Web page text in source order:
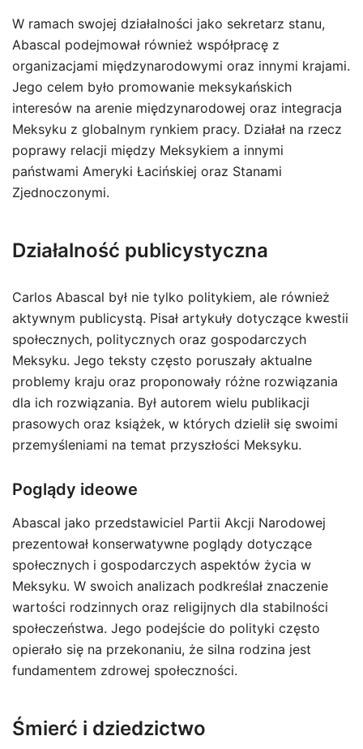
W ramach swojej działalności jako sekretarz stanu,
Abascal podejmował również współpracę z
organizacjami międzynarodowymi oraz innymi krajami.
Jego celem było promowanie meksykańskich
interesów na arenie międzynarodowej oraz integracja
Meksyku z globalnym rynkiem pracy. Działał na rzecz
poprawy relacji między Meksykiem a innymi
państwami Ameryki Łacińskiej oraz Stanami
Zjednoczonymi.
Działalność publicystyczna
Carlos Abascal był nie tylko politykiem, ale również
aktywnym publicystą. Pisał artykuły dotyczące kwestii
społecznych, politycznych oraz gospodarczych
Meksyku. Jego teksty często poruszały aktualne
problemy kraju oraz proponowały różne rozwiązania
dla ich rozwiązania. Był autorem wielu publikacji
prasowych oraz książek, w których dzielił się swoimi
przemyśleniami na temat przyszłości Meksyku.
Poglądy ideowe
Abascal jako przedstawiciel Partii Akcji Narodowej
prezentował konserwatywne poglądy dotyczące
społecznych i gospodarczych aspektów życia w
Meksyku. W swoich analizach podkreślał znaczenie
wartości rodzinnych oraz religijnych dla stabilności
społeczeństwa. Jego podejście do polityki często
opierało się na przekonaniu, że silna rodzina jest
fundamentem zdrowej społeczności.
Śmierć i dziedzictwo